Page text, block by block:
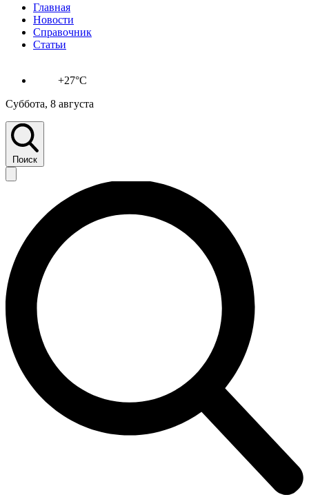
Главная
Новости
Справочник
Статьи
+27°C
Суббота, 8 августа
Поиск